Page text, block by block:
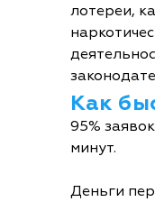
лотереи,
Как
95%
минут.
Деньги